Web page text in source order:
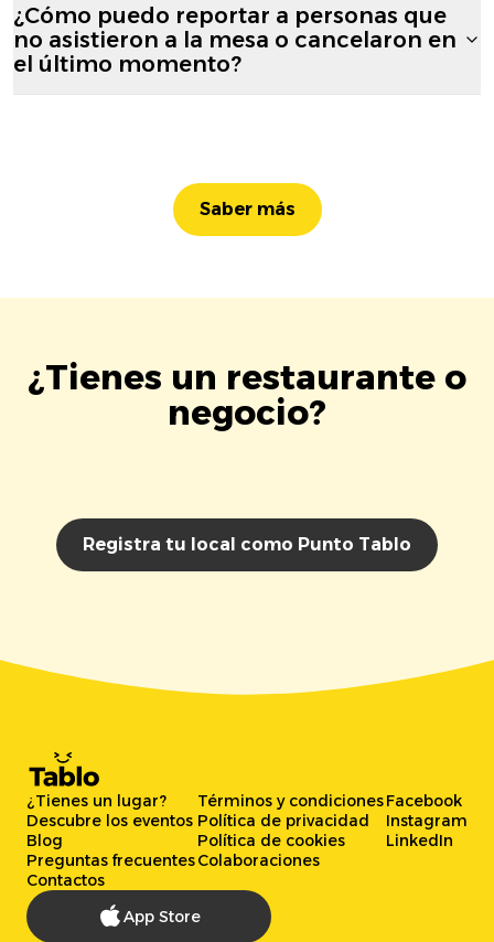
¿Cómo puedo reportar a personas que
no asistieron a la mesa o cancelaron en
el último momento?
Saber más
¿Tienes un restaurante o
negocio?
Registra tu local como Punto Tablo
¿Tienes un lugar?
Descubre los eventos
Blog
Preguntas frecuentes
Contactos
Términos y condiciones
Política de privacidad
Política de cookies
Colaboraciones
Facebook
Instagram
LinkedIn
App Store